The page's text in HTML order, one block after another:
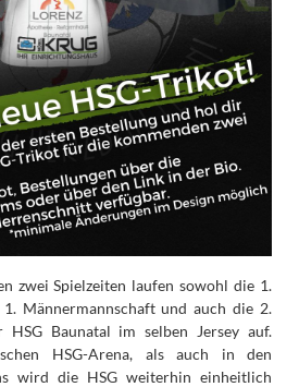
zwei Spielzeiten laufen sowohl die 1.
1. Männermannschaft und auch die 2.
HSG Baunatal im selben Jersey auf.
HSG-Arena, als auch in den
wird die HSG weiterhin einheitlich